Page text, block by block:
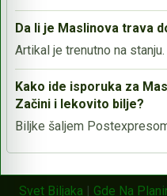
Da li je Maslinova trava
Artikal je trenutno na stanju.
Kako ide isporuka za
Začini i lekovito bilje?
Biljke šaljem
Svet Biljaka | Gde Na